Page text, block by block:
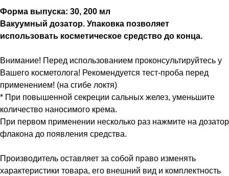
Форма выпуска: 30, 200 мл
Вакуумный дозатор. Упаковка позволяет
использовать косметическое средство до конца.
Внимание! Перед использованием проконсультируйтесь у
Вашего косметолога! Рекомендуется тест-проба перед
применением! (на сгибе локтя)
* При повышенной секреции сальных желез, уменьшите
количество наносимого крема.
При первом применении несколько раз нажмите на дозатор
флакона до появления средства.
Производитель оставляет за собой право изменять
характеристики товара, его внешний вид и комплектность